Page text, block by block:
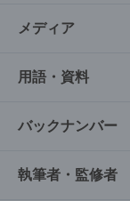
メディア
用語・資料
バックナンバー
執筆者・監修者